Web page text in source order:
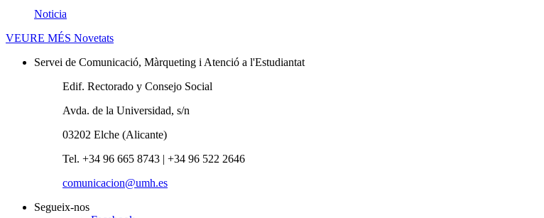
Noticia
VEURE MÉS Novetats
Servei de Comunicació, Màrqueting i Atenció a l'Estudiantat
Edif. Rectorado y Consejo Social
Avda. de la Universidad, s/n
03202 Elche (Alicante)
Tel. +34 96 665 8743 | +34 96 522 2646
comunicacion@umh.es
Segueix-nos